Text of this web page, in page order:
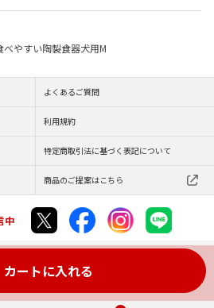
カートに入れる
べやすい陶製食器犬用M
よくあるご質問
利用規約
特定商取引法に基づく表記について
商品のご提案はこちら
中